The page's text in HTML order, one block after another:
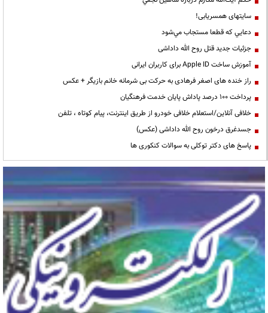
سایتهای همسریابی!
دعايي كه قطعا مستجاب مي‌شود
جزئیات جدید قتل روح الله داداشی
آموزش ساخت Apple ID برای کاربران ایرانی
راز خنده های اصغر فرهادی به حرکت بی شرمانه خانم بازیگر + عکس
پرداخت ۱۰۰ درصد پاداش پایان خدمت فرهنگیان
خلافی آنلاین/استعلام خلافی خودرو از طریق اینترنت، پیام کوتاه ، تلفن
جسدغرق درخون روح الله داداشی (عکس)
پاسخ های دکتر توکلی به سوالات کنکوری ها